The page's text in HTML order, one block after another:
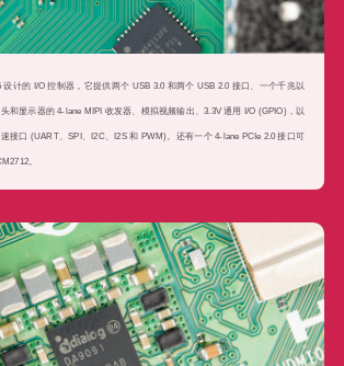
和显示器的 4-lane MIPI 收发器、模拟视频输出、3.3V 通用 I/O (GPIO)，以
速接口 (UART、SPI、I2C、I2S 和 PWM)。还有一个 4-lane PCIe 2.0 接口可